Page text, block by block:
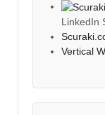
LinkedIn
Vertical